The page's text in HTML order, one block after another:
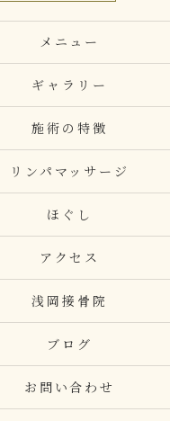
メニュー
ギャラリー
施術の特徴
リンパマッサージ
ほぐし
アクセス
浅岡接骨院
ブログ
お問い合わせ